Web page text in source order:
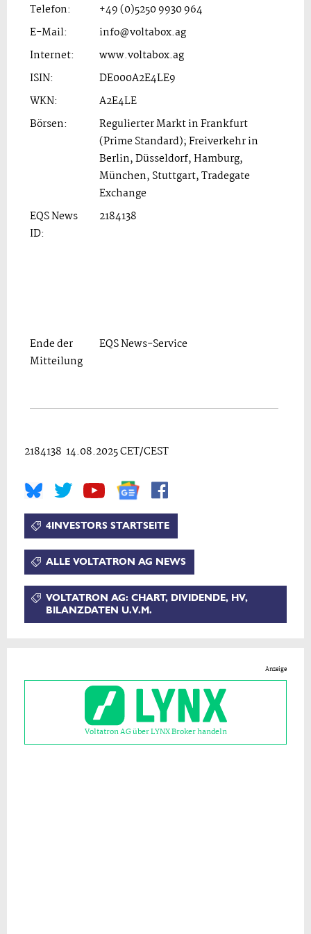
Telefon:
+49 (0)5250 9930 964
E-Mail:
info@voltabox.ag
Internet:
www.voltabox.ag
ISIN:
DE000A2E4LE9
WKN:
A2E4LE
Börsen:
Regulierter Markt in Frankfurt
(Prime Standard); Freiverkehr in
Berlin, Düsseldorf, Hamburg,
München, Stuttgart, Tradegate
Exchange
EQS News
ID:
2184138
Ende der
Mitteilung
EQS News-Service
2184138 14.08.2025 CET/CEST
4INVESTORS STARTSEITE
ALLE VOLTATRON AG NEWS
VOLTATRON AG: CHART, DIVIDENDE, HV,
BILANZDATEN U.V.M.
Anzeige
Voltatron AG über LYNX Broker handeln